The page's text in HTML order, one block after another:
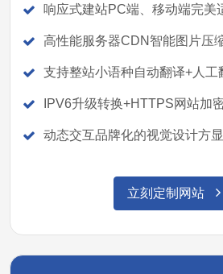
响应式建站PC端、移动端完美
高性能服务器CDN智能图片压
支持整站小语种自动翻译+人工
IPV6升级转换+HTTPS网站加
动态交互品牌化的视觉设计方
立刻定制网站